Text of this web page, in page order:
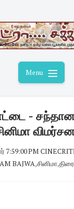
Menu
-
· 7:59:00 PM
BAJWA,சினிமா,